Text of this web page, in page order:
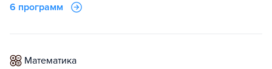
6 программ
математика